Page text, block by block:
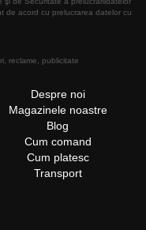
de acord cu prelucrarea datelor cu
reclame, publicitate
Despre noi
Magazinele noastre
Blog
Cum comand
Cum platesc
Transport